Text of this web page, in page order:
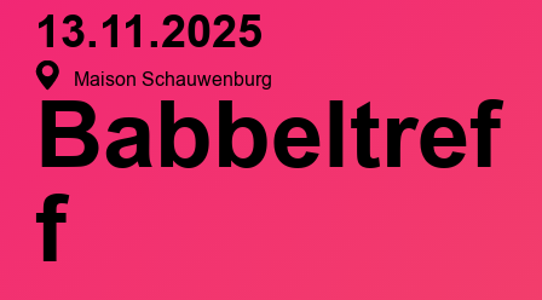
13.11.2025
Maison Schauwenburg
Babbeltref
f